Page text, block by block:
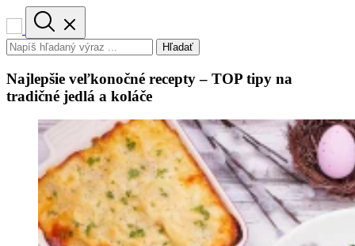
Hľadať
Najlepšie veľkonočné recepty – TOP tipy na
tradičné jedlá a koláče